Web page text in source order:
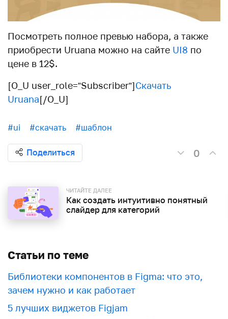
Посмотреть полное превью набора, а также
приобрести Uruana можно на сайте UI8 по
цене в 12$.
[O_U user_role=”Subscriber”]Скачать
Uruana[/O_U]
#ui #скачать #шаблон
Поделиться 0
ЧИТАЙТЕ ДАЛЕЕ
Как создать интуитивно понятный
слайдер для категорий
Статьи по теме
Библиотеки компонентов в Figma: что это,
зачем нужно и как работает
5 лучших виджетов Figjam